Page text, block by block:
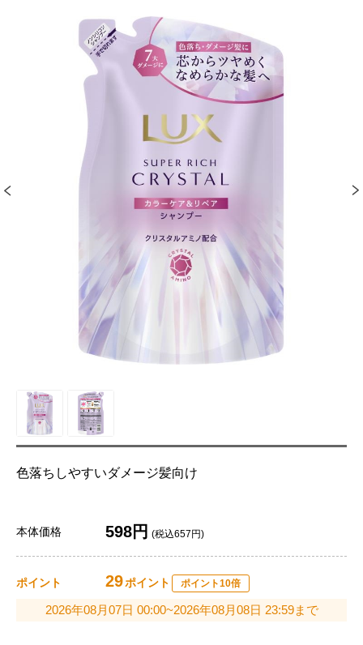
色落ちしやすいダメージ髪向け
本体価格 598円 (税込657円)
ポイント 29ポイント ポイント10倍
2026年08月07日 00:00~2026年08月08日 23:59まで